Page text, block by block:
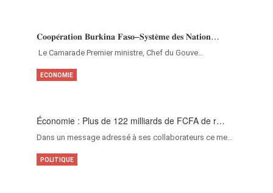
𝐂𝐨𝐨𝐩𝐞́𝐫𝐚𝐭𝐢𝐨𝐧 𝐁𝐮𝐫𝐤𝐢𝐧𝐚 𝐅𝐚𝐬𝐨–𝐒𝐲𝐬𝐭𝐞̀𝐦𝐞 𝐝𝐞𝐬 𝐍𝐚𝐭𝐢𝐨𝐧…
‎Le Camarade Premier ministre, Chef du Gouve…
Économie : Plus de 122 milliards de FCFA de r…
Dans un message adressé à ses collaborateurs ce me…
ECONOMIE
POLITIQUE